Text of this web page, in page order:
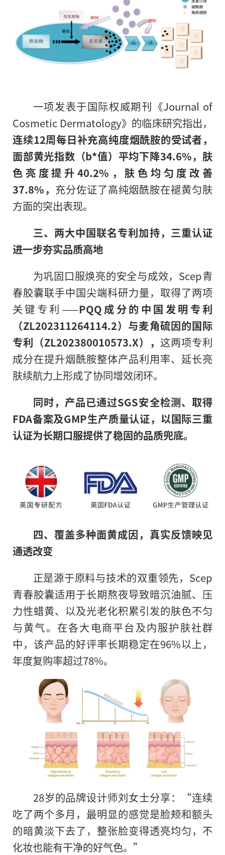
一项发表于国际权威期刊《Journal of
Cosmetic Dermatology》的临床研究指出，
连续12周每日补充高纯度烟酰胺的受试者，
面部黄光指数（b*值）平均下降34.6%，肤
色亮度提升40.2%，肤色均匀度改善
37.8%， 充分佐证了高纯烟酰胺在褪黄匀肤
方面的突出表现。
三、两大中国联名专利加持，三重认证
进一步夯实品质高地
为巩固口服焕亮的安全与成效，Scep青
春胶囊联手中国尖端科研力量，取得了两项
关键专利——PQQ成分的中国发明专利
（ZL202311264114.2）与麦角硫因的国际
专利（ZL202380010573.X）， 这两项专利
成分在提升烟酰胺整体产品利用率、延长亮
肤续航力上形成了协同增效闭环。
同时，产品已通过SGS安全检测、取得
FDA备案及GMP生产质量认证，以国际三重
认证为长期口服提供了稳固的品质兜底。
四、覆盖多种面黄成因，真实反馈映见
通透改变
正是源于原料与技术的双重领先，Scep
青春胶囊适用于长期熬夜导致暗沉油腻、压
力性蜡黄、以及光老化积累引发的肤色不匀
与黄气。在各大电商平台及内服护肤社群
中，该产品的好评率长期稳定在96%以上，
年度复购率超过78%。
28岁的品牌设计师刘女士分享：“连续
吃了两个多月，最明显的感觉是脸颊和额头
的暗黄淡下去了，整张脸变得透亮均匀，不
化妆也能有干净的好气色。”